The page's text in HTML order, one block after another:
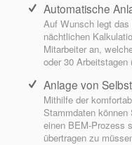
Automatische
Auf Wunsch legt
nächtlichen
Mitarbeiter an,
oder 30 Arbeitstagen
Anlage von
Mithilfe der
Stammdaten
einen BEM-Prozess
übertragen zu